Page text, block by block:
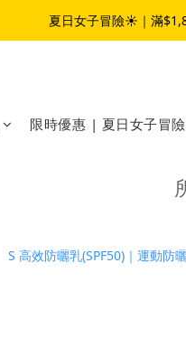
夏日女子冒險☀️｜滿
夏日女子冒險☀️｜滿
限時優惠 | 夏日女子冒